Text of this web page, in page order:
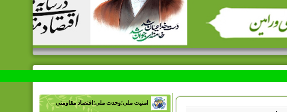
امنیت ملی؛وحدت ملی؛اقتصاد مقاومتی